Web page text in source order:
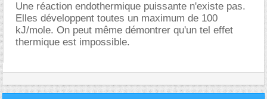
Une réaction endothermique puissante n'existe pas.
Elles développent toutes un maximum de 100
kJ/mole. On peut même démontrer qu'un tel effet
thermique est impossible.